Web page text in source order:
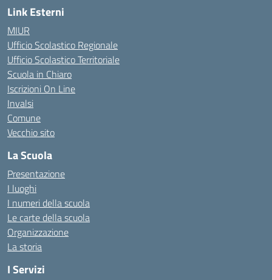
Link Esterni
MIUR
Ufficio Scolastico Regionale
Ufficio Scolastico Territoriale
Scuola in Chiaro
Iscrizioni On Line
Invalsi
Comune
Vecchio sito
La Scuola
Presentazione
I luoghi
I numeri della scuola
Le carte della scuola
Organizzazione
La storia
I Servizi